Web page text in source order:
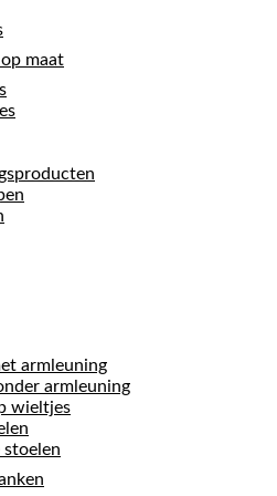
maat
armleuning
armleuning
wieltjes
stoelen